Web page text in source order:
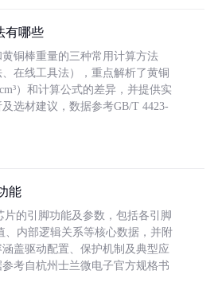
有哪些
铜棒重量的三种常用计算方法
、在线工具法），重点解析了黄铜
）和计算公式的差异，并提供实
选材建议，数据参考GB/T 4423-
能
片的引脚功能及参数，包括各引脚
、内部逻辑关系等核心数据，并附
盖驱动配置、保护机制及典型应
考自杭州士兰微电子官方规格书